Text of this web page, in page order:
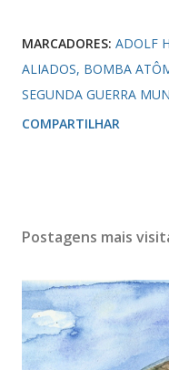
MARCADORES: ADOLF
ALIADOS BOMBA
SEGUNDA GUERRA
COMPARTILHAR
Postagens mais